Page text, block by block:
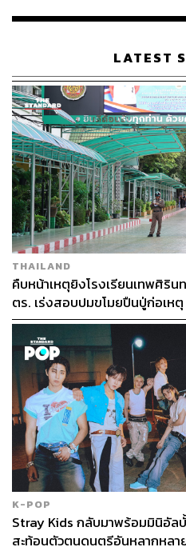
เรือนไทยที่ถูกซุกไว้
LATEST
THAILAND
คืบหน้าเหตุยิงโรงเรียนเทพศิริ
ตร. เร่งสอบปมขโมยปืนปู่ก่อเหตุ
K-POP
Stray Kids กลับมาพร้อมมินิอัล
สะท้อนตัวตนดนตรีอันหลากหลา